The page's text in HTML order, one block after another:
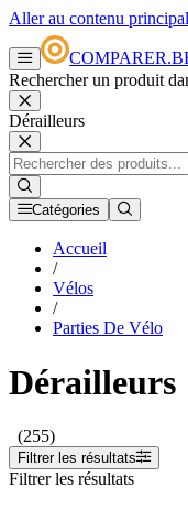
Aller au contenu principal
Rechercher un produit
Dérailleurs
Catégories
Accueil
/
Vélos
/
Parties De Vélo
Dérailleurs
(255)
Filtrer les résultats
Filtrer les résultats